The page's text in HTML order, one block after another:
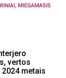
MIEGAMASIS
vertos
metais